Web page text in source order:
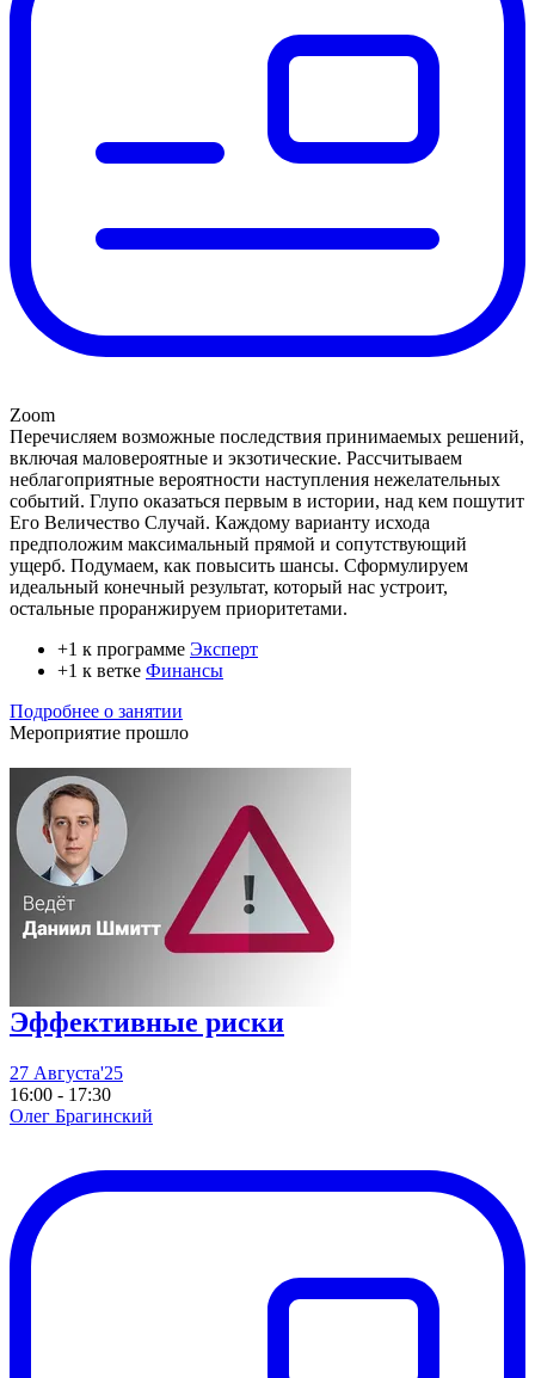
Zoom
Перечисляем возможные последствия принимаемых решений,
включая маловероятные и экзотические. Рассчитываем
неблагоприятные вероятности наступления нежелательных
событий. Глупо оказаться первым в истории, над кем пошутит
Его Величество Случай. Каждому варианту исхода
предположим максимальный прямой и сопутствующий
ущерб. Подумаем, как повысить шансы. Сформулируем
идеальный конечный результат, который нас устроит,
остальные проранжируем приоритетами.
+1 к программе Эксперт
+1 к ветке Финансы
Подробнее о занятии
Мероприятие прошло
Эффективные риски
27 Августа'25
16:00 - 17:30
Олег Брагинский